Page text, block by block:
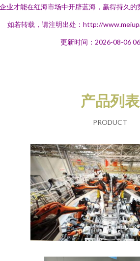
业才能在红海市场中开辟蓝海，赢得持久的
如若转载，请注明出处：http://
更新时间：2026-08-06
产品列表
PRODUCT